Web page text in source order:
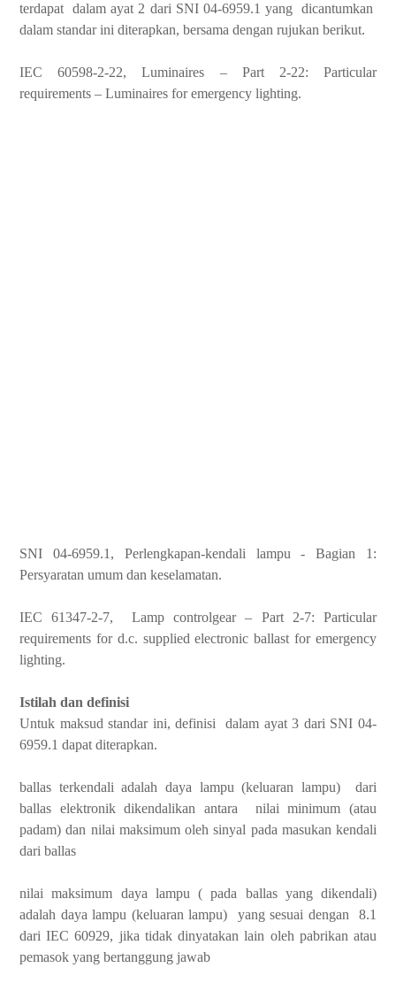
terdapat dalam ayat 2 dari SNI 04-6959.1 yang dicantumkan
dalam standar ini diterapkan, bersama dengan rujukan berikut.
IEC 60598-2-22, Luminaires – Part 2-22: Particular
requirements – Luminaires for emergency lighting.
SNI 04-6959.1, Perlengkapan-kendali lampu - Bagian 1:
Persyaratan umum dan keselamatan.
IEC 61347-2-7, Lamp controlgear – Part 2-7: Particular
requirements for d.c. supplied electronic ballast for emergency
lighting.
Istilah dan definisi
Untuk maksud standar ini, definisi dalam ayat 3 dari SNI 04-
6959.1 dapat diterapkan.
ballas terkendali adalah daya lampu (keluaran lampu) dari
ballas elektronik dikendalikan antara nilai minimum (atau
padam) dan nilai maksimum oleh sinyal pada masukan kendali
dari ballas
nilai maksimum daya lampu ( pada ballas yang dikendali)
adalah daya lampu (keluaran lampu) yang sesuai dengan 8.1
dari IEC 60929, jika tidak dinyatakan lain oleh pabrikan atau
pemasok yang bertanggung jawab